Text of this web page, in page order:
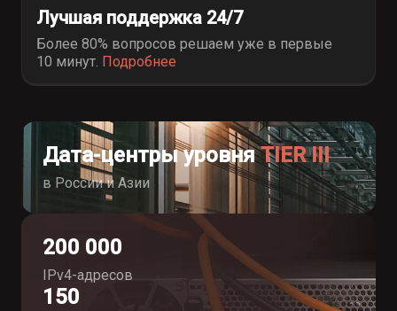
Лучшая поддержка 24/7
Более 80% вопросов решаем уже в первые
10 минут. Подробнее
Дата-центры уровняTIER III
в России и Азии
200 000
IPv4-адресов
150